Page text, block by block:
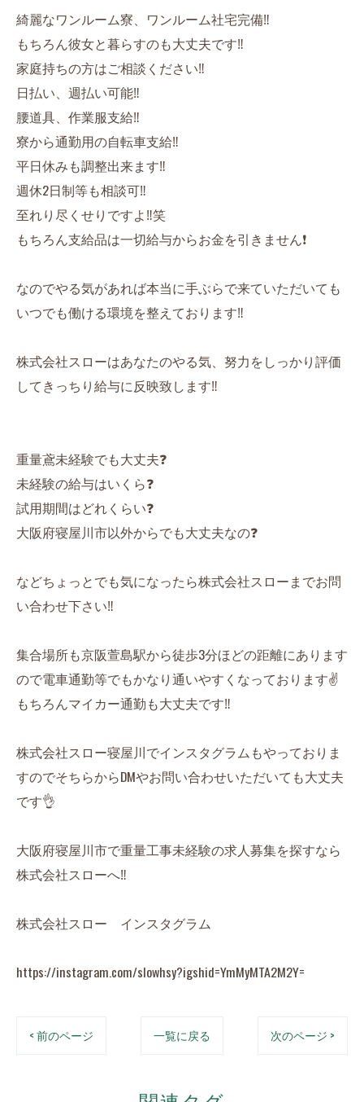
綺麗なワンルーム寮、ワンルーム社宅完備‼️
もちろん彼女と暮らすのも大丈夫です‼️
家庭持ちの方はご相談ください‼️
日払い、週払い可能‼️
腰道具、作業服支給‼️
寮から通勤用の自転車支給‼️
平日休みも調整出来ます‼️
週休2日制等も相談可‼️
至れり尽くせりですよ‼️笑
もちろん支給品は一切給与からお金を引きません❗️
なのでやる気があれば本当に手ぶらで来ていただいても
いつでも働ける環境を整えております‼️
株式会社スローはあなたのやる気、努力をしっかり評価
してきっちり給与に反映致します‼️
重量鳶未経験でも大丈夫❓
未経験の給与はいくら❓
試用期間はどれくらい❓
大阪府寝屋川市以外からでも大丈夫なの❓
などちょっとでも気になったら株式会社スローまでお問
い合わせ下さい‼️
集合場所も京阪萱島駅から徒歩3分ほどの距離にあります
ので電車通勤等でもかなり通いやすくなっております✌️
もちろんマイカー通勤も大丈夫です‼️
株式会社スロー寝屋川でインスタグラムもやっておりま
すのでそちらからDMやお問い合わせいただいても大丈夫
です👌
大阪府寝屋川市で重量工事未経験の求人募集を探すなら
株式会社スローへ‼️
株式会社スロー インスタグラム
https://instagram.com/slowhsy?igshid=YmMyMTA2M2Y=
< 前のページ 一覧に戻る 次のページ >